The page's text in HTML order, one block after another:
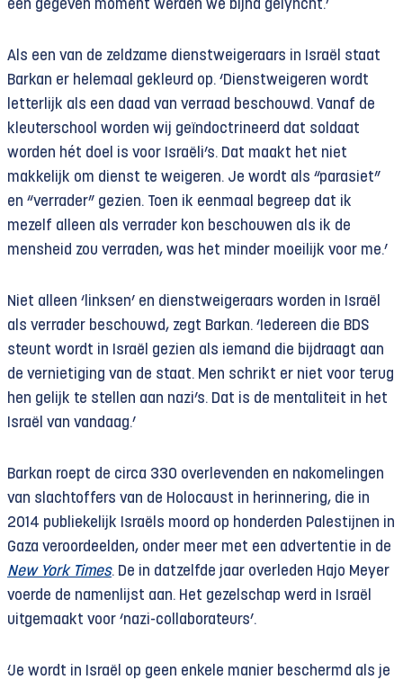
een gegeven moment werden we bijna gelyncht.’
Als een van de zeldzame dienstweigeraars in Israël staat
Barkan er helemaal gekleurd op. ‘Dienstweigeren wordt
letterlijk als een daad van verraad beschouwd. Vanaf de
kleuterschool worden wij geïndoctrineerd dat soldaat
worden hét doel is voor Israëli’s. Dat maakt het niet
makkelijk om dienst te weigeren. Je wordt als “parasiet”
en “verrader” gezien. Toen ik eenmaal begreep dat ik
mezelf alleen als verrader kon beschouwen als ik de
mensheid zou verraden, was het minder moeilijk voor me.’
Niet alleen ‘linksen’ en dienstweigeraars worden in Israël
als verrader beschouwd, zegt Barkan. ‘Iedereen die BDS
steunt wordt in Israël gezien als iemand die bijdraagt aan
de vernietiging van de staat. Men schrikt er niet voor terug
hen gelijk te stellen aan nazi’s. Dat is de mentaliteit in het
Israël van vandaag.’
Barkan roept de circa 330 overlevenden en nakomelingen
van slachtoffers van de Holocaust in herinnering, die in
2014 publiekelijk Israëls moord op honderden Palestijnen in
Gaza veroordeelden, onder meer met een advertentie in de
New York Times. De in datzelfde jaar overleden Hajo Meyer
voerde de namenlijst aan. Het gezelschap werd in Israël
uitgemaakt voor ‘nazi-collaborateurs’.
‘Je wordt in Israël op geen enkele manier beschermd als je